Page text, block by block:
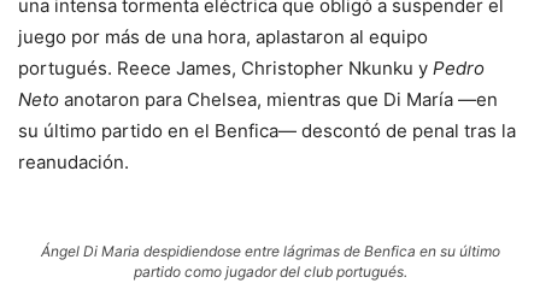
una intensa tormenta eléctrica que obligó a suspender el
juego por más de una hora, aplastaron al equipo
portugués. Reece James, Christopher Nkunku y Pedro
Neto anotaron para Chelsea, mientras que Di María —en
su último partido en el Benfica— descontó de penal tras la
reanudación.
Ángel Di Maria despidiendose entre lágrimas de Benfica en su último
partido como jugador del club portugués.